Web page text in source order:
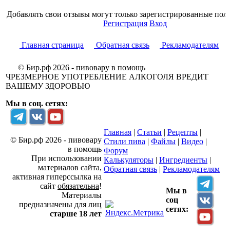
Добавлять свои отзывы могут только зарегистрированные
Регистрация Вход
Главная страница Обратная связь Рекламодателям
© Бир.рф 2026 - пивовару в помощь
ЧРЕЗМЕРНОЕ УПОТРЕБЛЕНИЕ АЛКОГОЛЯ ВРЕДИТ
ВАШЕМУ ЗДОРОВЬЮ
Мы в соц. сетях:
© Бир.рф 2026 - пивовару
в помощь
При использовании
материалов сайта,
активная гиперссылка на
сайт обязательна!
Материалы
предназначены для лиц
старше 18 лет
Главная | Статьи | Рецепты |
Стили пива | Файлы | Видео |
Форум
Калькуляторы | Ингредиенты |
Обратная связь | Рекламодателям
Мы в
соц
сетях: